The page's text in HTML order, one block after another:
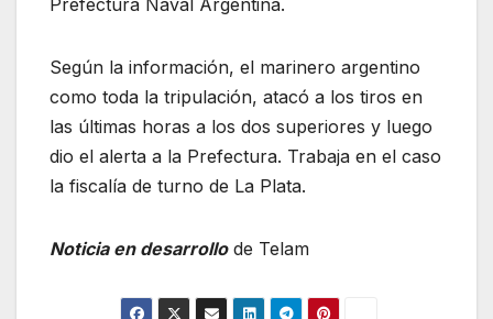
Según la información, el marinero argentino
como toda la tripulación, atacó a los tiros en
las últimas horas a los dos superiores y luego
dio el alerta a la Prefectura. Trabaja en el caso
la fiscalía de turno de La Plata.
Noticia en desarrollode Telam